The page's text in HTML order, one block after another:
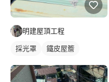
明建屋頂工程
採光罩 鐵皮屋簷